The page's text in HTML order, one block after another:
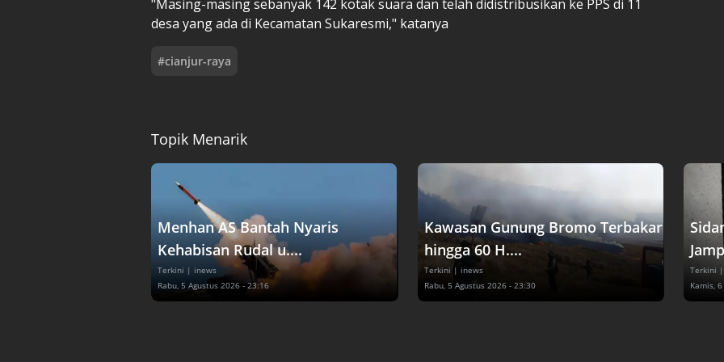
"Masing-masing sebanyak 142 kotak suara dan telah didistribusikan ke PPS di 11
desa yang ada di Kecamatan Sukaresmi," katanya
#cianjur-raya
Topik Menarik
Menhan AS Bantah Nyaris
Kehabisan Rudal u....
Terkini | inews
Rabu, 5 Agustus 2026 - 23:16
Kawasan Gunung Bromo Terbakar
hingga 60 H....
Terkini | inews
Rabu, 5 Agustus 2026 - 23:30
Terkini
Kamis,